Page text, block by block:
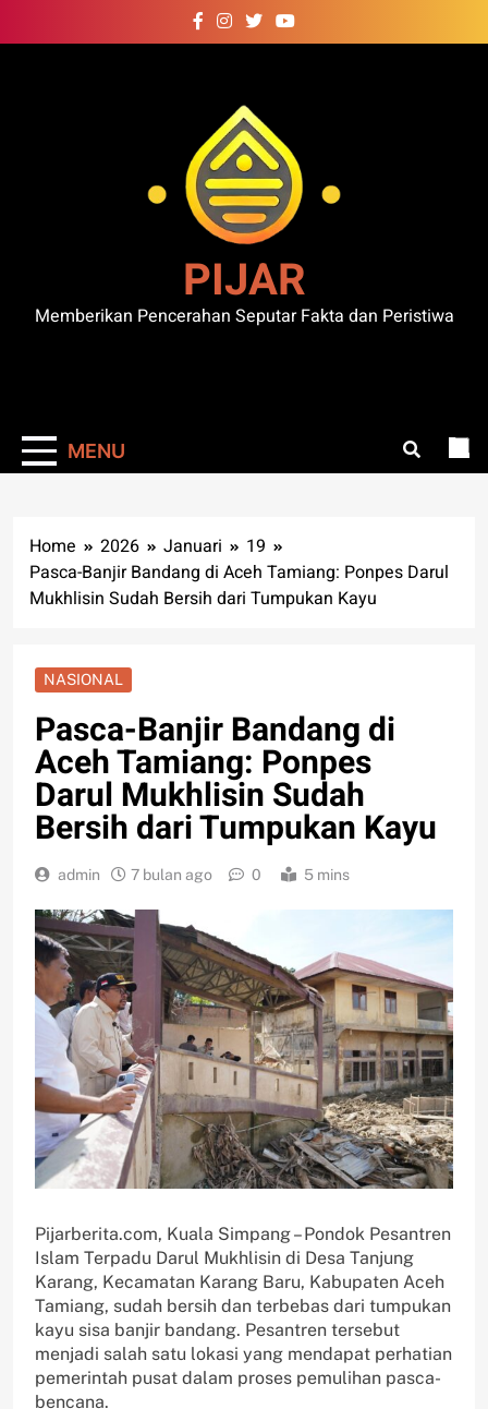
to
PIJAR
Memberikan Pencerahan Seputar Fakta dan Peristiwa
MENU
Home 2026 Januari
19
Pasca-Banjir Bandang di Aceh Tamiang: Ponpes Darul
Mukhlisin Sudah Bersih dari Tumpukan Kayu
NASIONAL
Pasca-Banjir Bandang di
Aceh Tamiang: Ponpes
Darul Mukhlisin Sudah
Bersih dari Tumpukan Kayu
admin 7 bulan ago 0 5 mins
Pijarberita.com, Kuala Simpang – Pondok Pesantren
Islam Terpadu Darul Mukhlisin di Desa Tanjung
Karang, Kecamatan Karang Baru, Kabupaten Aceh
Tamiang, sudah bersih dan terbebas dari tumpukan
kayu sisa banjir bandang. Pesantren tersebut
menjadi salah satu lokasi yang mendapat perhatian
pemerintah pusat dalam proses pemulihan pasca-
bencana.